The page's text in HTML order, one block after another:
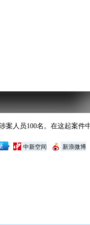
人员100名。在这起案件
新浪微博
中新空间